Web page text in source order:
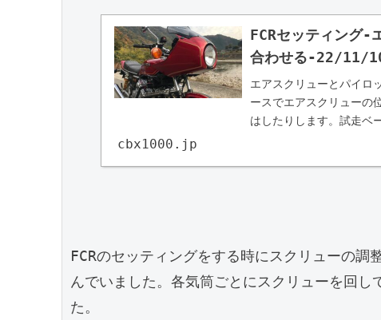
FCRセッティング-
合わせる-22/11/
エアスクリューとパイロ
ースでエアスクリューの
はしたりします。試走ベ
cbx1000.jp
FCRのセッティングをする時にスクリューの
んでいました。各気筒ごとにスクリューを回
た。